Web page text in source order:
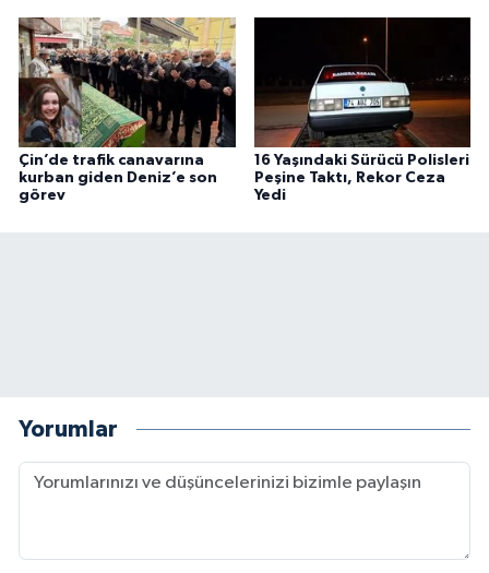
Çin’de trafik canavarına
kurban giden Deniz’e son
görev
16 Yaşındaki Sürücü Polisleri
Peşine Taktı, Rekor Ceza
Yedi
Yorumlar